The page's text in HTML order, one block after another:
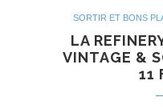
SORTIR ET BONS
LA
VINTAGE &
11